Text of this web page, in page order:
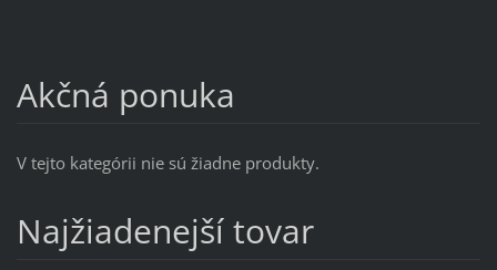
Akčná ponuka
V tejto kategórii nie sú žiadne produkty.
Najžiadenejší tovar